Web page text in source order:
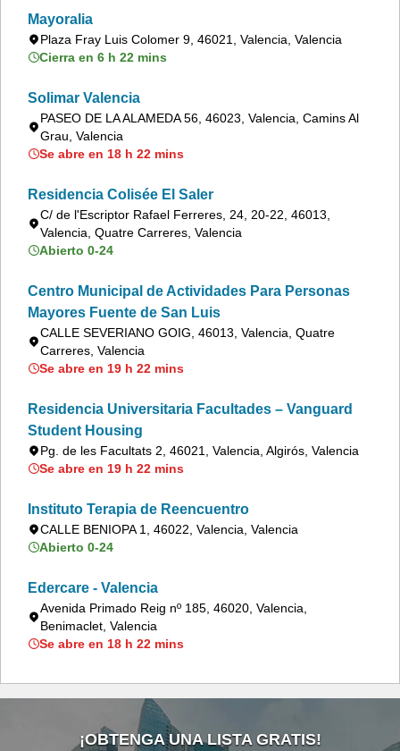
Mayoralia
Plaza Fray Luis Colomer 9, 46021, Valencia, Valencia
Cierra en 6 h 22 mins
Solimar Valencia
PASEO DE LA ALAMEDA 56, 46023, Valencia, Camins Al
Grau, Valencia
Se abre en 18 h 22 mins
Residencia Colisée El Saler
C/ de l'Escriptor Rafael Ferreres, 24, 20-22, 46013,
Valencia, Quatre Carreres, Valencia
Abierto 0-24
Centro Municipal de Actividades Para Personas
Mayores Fuente de San Luis
CALLE SEVERIANO GOIG, 46013, Valencia, Quatre
Carreres, Valencia
Se abre en 19 h 22 mins
Residencia Universitaria Facultades – Vanguard
Student Housing
Pg. de les Facultats 2, 46021, Valencia, Algirós, Valencia
Se abre en 19 h 22 mins
Instituto Terapia de Reencuentro
CALLE BENIOPA 1, 46022, Valencia, Valencia
Abierto 0-24
Edercare - Valencia
Avenida Primado Reig nº 185, 46020, Valencia,
Benimaclet, Valencia
Se abre en 18 h 22 mins
¡OBTENGA UNA LISTA GRATIS!